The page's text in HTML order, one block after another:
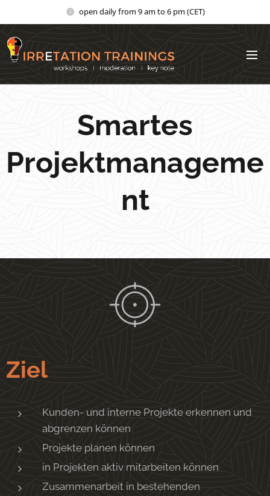
open daily from 9 am to 6 pm (CET)
Smartes
Projektmanageme
nt
Ziel
Kunden- und interne Projekte erkennen und
abgrenzen können
Projekte planen können
in Projekten aktiv mitarbeiten können
Zusammenarbeit in bestehenden